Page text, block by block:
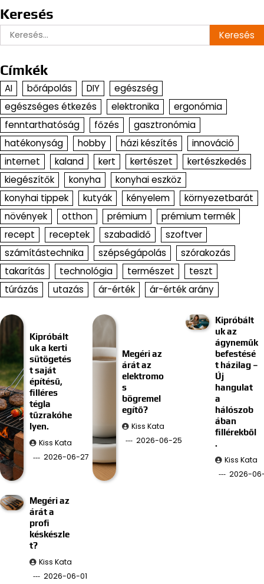
Keresés
Keresés:
Címkék
AI bőrápolás DIY
egészség
egészséges étkezés
elektronika
ergonómia
fenntarthatóság
főzés
gasztronómia
hatékonyság
hobby házi készítés
innováció
internet
kaland kert kertészet
kertészkedés
kiegészítők
konyha
konyhai eszköz
konyhai tippek
kutyák kényelem
környezetbarát
növények
otthon prémium
prémium termék
recept
receptek szabadidő
szoftver
számítástechnika
szépségápolás
szórakozás
takarítás
technológia természet
teszt
túrázás
utazás ár-érték ár-érték arány
Kipróbált
uk a kerti
sütögetés
t saját
építésű,
filléres
tégla
tűzrakóhe
lyen.
Kiss Kata
2026-06-27
Megéri az
árát az
elektromo
s
bögremel
egítő?
Kiss Kata
2026-06-25
Kipróbált
uk az
ágyneműk
befestésé
t házilag –
Új
hangulat
a
hálószob
ában
fillérekből
.
Kiss Kata
2026-
Megéri az
árát a
profi
késkészle
t?
Kiss Kata
2026-06-01